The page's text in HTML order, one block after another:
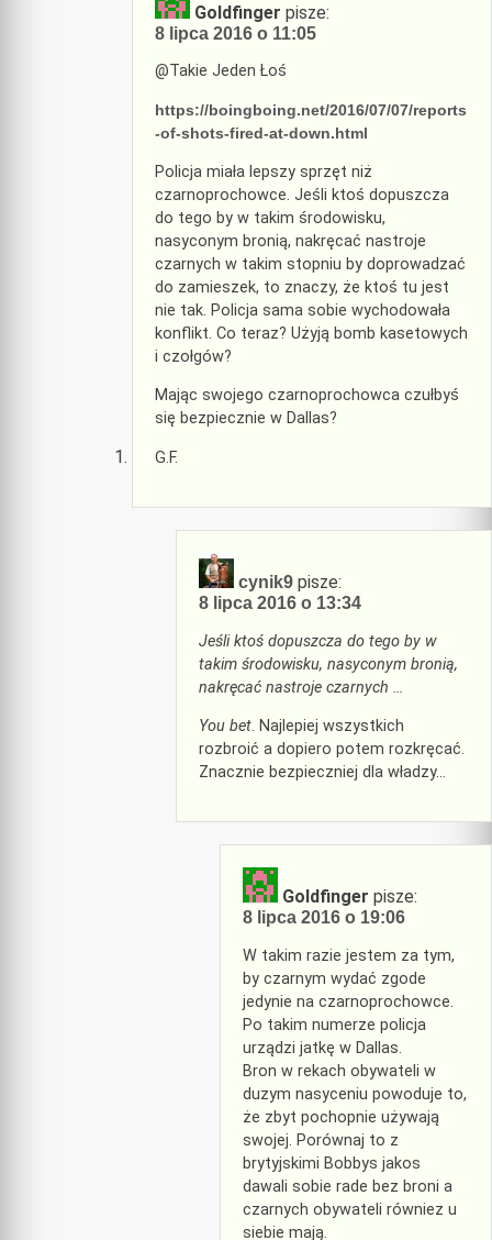
Goldfinger pisze:
8 lipca 2016 o 11:05
@Takie Jeden Łoś
https://boingboing.net/2016/07/07/reports
-of-shots-fired-at-down.html
Policja miała lepszy sprzęt niż
czarnoprochowce. Jeśli ktoś dopuszcza
do tego by w takim środowisku,
nasyconym bronią, nakręcać nastroje
czarnych w takim stopniu by doprowadzać
do zamieszek, to znaczy, że ktoś tu jest
nie tak. Policja sama sobie wychodowała
konflikt. Co teraz? Użyją bomb kasetowych
i czołgów?
Mając swojego czarnoprochowca czułbyś
się bezpiecznie w Dallas?
G.F.
cynik9 pisze:
8 lipca 2016 o 13:34
Jeśli ktoś dopuszcza do tego by w
takim środowisku, nasyconym bronią,
nakręcać nastroje czarnych …
You bet. Najlepiej wszystkich
rozbroić a dopiero potem rozkręcać.
Znacznie bezpieczniej dla władzy…
Goldfinger pisze:
8 lipca 2016 o 19:06
W takim razie jestem za tym,
by czarnym wydać zgode
jedynie na czarnoprochowce.
Po takim numerze policja
urządzi jatkę w Dallas.
Bron w rekach obywateli w
duzym nasyceniu powoduje to,
że zbyt pochopnie używają
swojej. Porównaj to z
brytyjskimi Bobbys jakos
dawali sobie rade bez broni a
czarnych obywateli równiez u
siebie mają.